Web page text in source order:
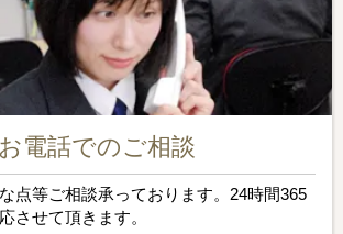
お電話でのご相談
点等ご相談承っております。24時間365
させて頂きます。